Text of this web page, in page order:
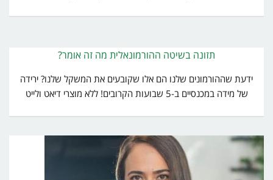
תזונה בשיטה ההורמונאלית מה זה אומר?
ידעת שההורמונים שלנו הם אלו שקובעים את המשקל שלנו? ירידה
של מידה במכנסיים ב-5 שבועות הקרובים! ללא מוצרי דיאט ולייט